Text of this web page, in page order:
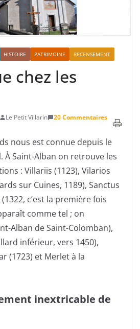
HISTOIRE PATRIMOINE RECENSEMENT
chez les
Le Petit Villarin 20 Commentaires
nous est connue depuis le
À Saint-Alban on retrouve les
: Villariis (1123), Vilarios
sur Cuines, 1189), Sanctus
c’est la première fois
comme tel ; on
Alban de Saint-Colomban),
inférieur, vers 1450),
(1723) et Merlet à la
inextricable de